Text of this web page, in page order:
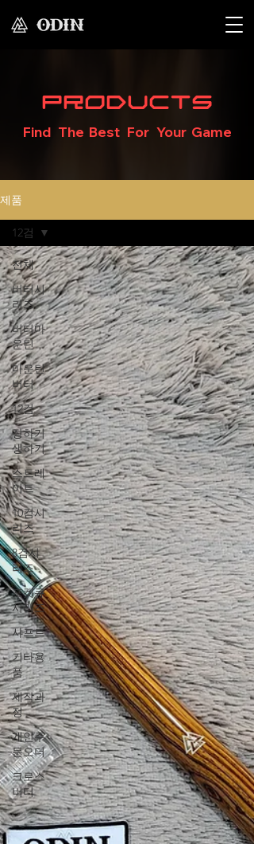
Products
Find The Best For Your Game
제품
전체
버터시
리즈
버터마
운틴
마운틴
버터
12검
장하기
생하기
스트레
이트
10검시
리즈
8검시
리즈
포켓큐
시리즈
샤프트
기타용
품
제작과
정
개인주
문오더
크로스
버터
12검